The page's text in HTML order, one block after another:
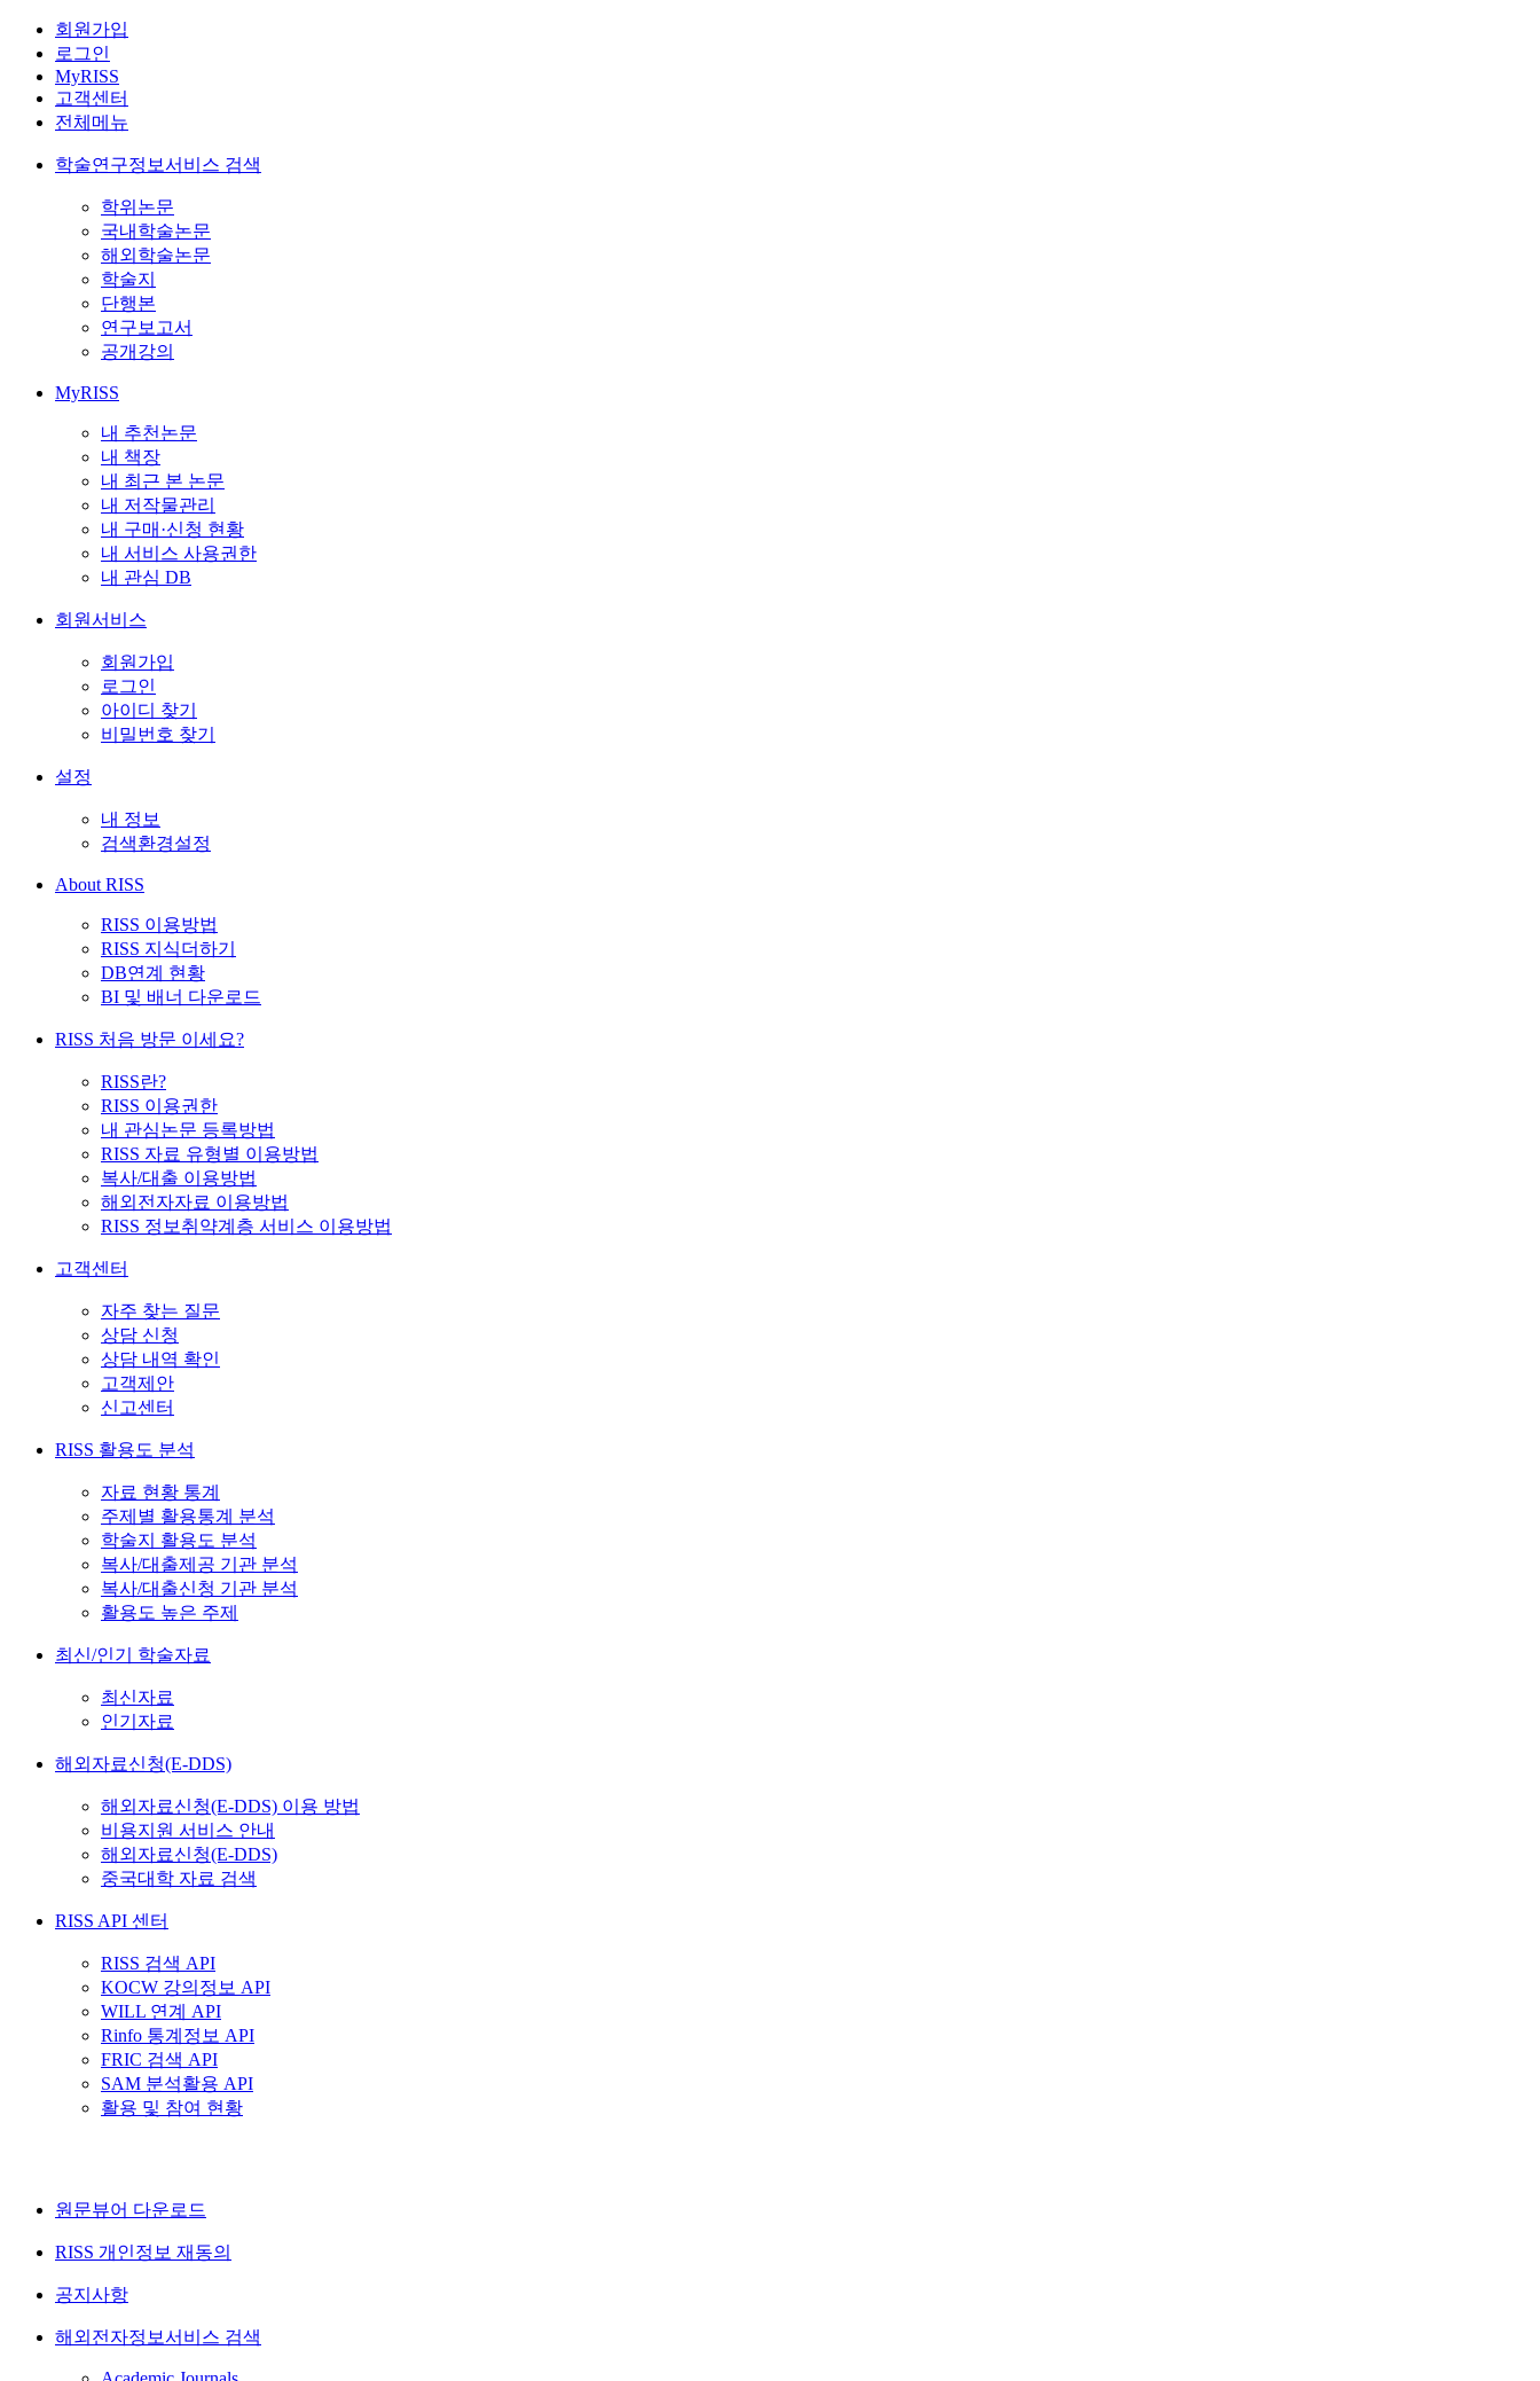
회원가입
로그인
MyRISS
고객센터
전체메뉴
학술연구정보서비스 검색
학위논문
국내학술논문
해외학술논문
학술지
단행본
연구보고서
공개강의
MyRISS
내 추천논문
내 책장
내 최근 본 논문
내 저작물관리
내 구매·신청 현황
내 서비스 사용권한
내 관심 DB
회원서비스
회원가입
로그인
아이디 찾기
비밀번호 찾기
설정
내 정보
검색환경설정
About RISS
RISS 이용방법
RISS 지식더하기
DB연계 현황
BI 및 배너 다운로드
RISS 처음 방문 이세요?
RISS란?
RISS 이용권한
내 관심논문 등록방법
RISS 자료 유형별 이용방법
복사/대출 이용방법
해외전자자료 이용방법
RISS 정보취약계층 서비스 이용방법
고객센터
자주 찾는 질문
상담 신청
상담 내역 확인
고객제안
신고센터
RISS 활용도 분석
자료 현황 통계
주제별 활용통계 분석
학술지 활용도 분석
복사/대출제공 기관 분석
복사/대출신청 기관 분석
활용도 높은 주제
최신/인기 학술자료
최신자료
인기자료
해외자료신청(E-DDS)
해외자료신청(E-DDS) 이용 방법
비용지원 서비스 안내
해외자료신청(E-DDS)
중국대학 자료 검색
RISS API 센터
RISS 검색 API
KOCW 강의정보 API
WILL 연계 API
Rinfo 통계정보 API
FRIC 검색 API
SAM 분석활용 API
활용 및 참여 현황
원문뷰어 다운로드
RISS 개인정보 재동의
공지사항
해외전자정보서비스 검색